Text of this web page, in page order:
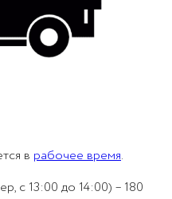
в рабочее время.
с 13:00 до 14:00) – 180